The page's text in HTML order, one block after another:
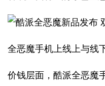
全恶魔手机上线上与线
价钱层面，酷派全恶魔